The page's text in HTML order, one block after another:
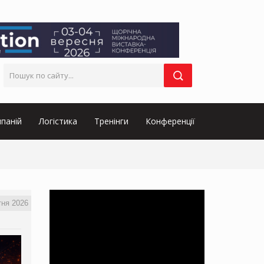
Логістика Тренінги Конференції
2026